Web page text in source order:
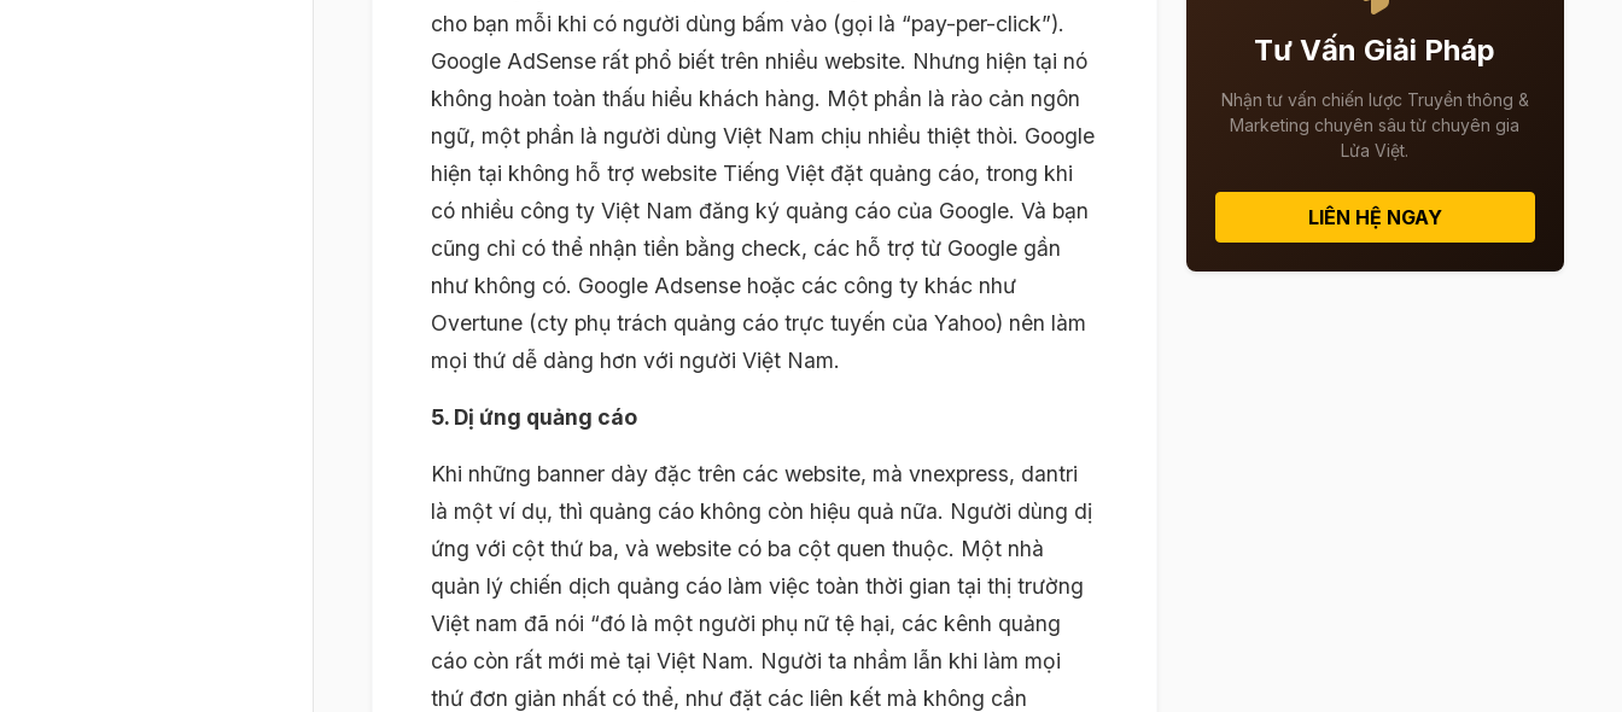
cho bạn mỗi khi có người dùng bấm vào (gọi là “pay-per-click”).
Google AdSense rất phổ biết trên nhiều website. Nhưng hiện tại nó
không hoàn toàn thấu hiểu khách hàng. Một phần là rào cản ngôn
ngữ, một phần là người dùng Việt Nam chịu nhiều thiệt thòi. Google
hiện tại không hỗ trợ website Tiếng Việt đặt quảng cáo, trong khi
có nhiều công ty Việt Nam đăng ký quảng cáo của Google. Và bạn
cũng chỉ có thể nhận tiền bằng check, các hỗ trợ từ Google gần
như không có. Google Adsense hoặc các công ty khác như
Overtune (cty phụ trách quảng cáo trực tuyến của Yahoo) nên làm
mọi thứ dễ dàng hơn với người Việt Nam.
5. Dị ứng quảng cáo
Khi những banner dày đặc trên các website, mà vnexpress, dantri
là một ví dụ, thì quảng cáo không còn hiệu quả nữa. Người dùng dị
ứng với cột thứ ba, và website có ba cột quen thuộc. Một nhà
quản lý chiến dịch quảng cáo làm việc toàn thời gian tại thị trường
Việt nam đã nói “đó là một người phụ nữ tệ hại, các kênh quảng
cáo còn rất mới mẻ tại Việt Nam. Người ta nhầm lẫn khi làm mọi
thứ đơn giản nhất có thể, như đặt các liên kết mà không cần
Tư Vấn Giải Pháp
Nhận tư vấn chiến lược Truyền thông &
Marketing chuyên sâu từ chuyên gia
Lửa Việt.
LIÊN HỆ NGAY